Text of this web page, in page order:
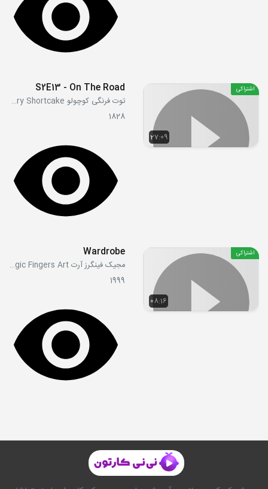
27:09
اشتراکی S2E13 - On The Road
توت فرنگی کوچولو Strawberry Shortcake
1828
08:16
اشتراکی Wardrobe
مجیک فینگرز آرت Magic Fingers Art
1999